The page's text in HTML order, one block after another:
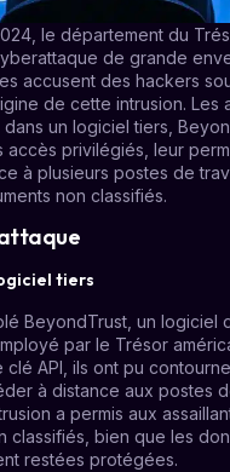
le département du
de grande
accusent des hackers
de cette intrusion. Les
un logiciel tiers,
accès privilégiés, leur
à plusieurs postes de
non classifiés.
tiers
BeyondTrust, un logiciel
par le Trésor
clé API, ils ont pu
à distance aux postes
a permis aux
classifiés, bien que les
restées protégées.